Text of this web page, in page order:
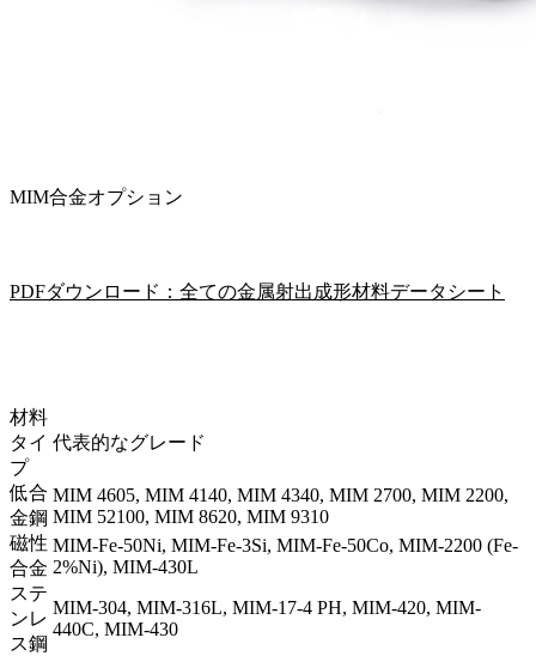
MIM合金オプション
PDFダウンロード：全ての金属射出成形材料データシート
材料
タイ
プ
代表的なグレード
低合
金鋼
MIM 4605, MIM 4140, MIM 4340, MIM 2700, MIM 2200,
MIM 52100, MIM 8620, MIM 9310
磁性
合金
MIM-Fe-50Ni, MIM-Fe-3Si, MIM-Fe-50Co, MIM-2200 (Fe-
2%Ni), MIM-430L
ステ
ンレ
ス鋼
MIM-304, MIM-316L, MIM-17-4 PH, MIM-420, MIM-
440C, MIM-430